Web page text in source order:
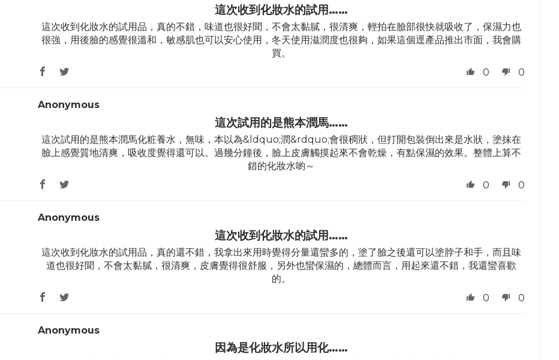
這次收到化妝水的試用……
這次收到化妝水的試用品，真的不錯，味道也很好聞，不會太黏膩，很清爽，輕拍在臉部很快就吸收了，保濕力也
很強，用後臉的感覺很溫和，敏感肌也可以安心使用，冬天使用滋潤度也很夠，如果這個逕產品推出市面，我會購
買。
0
0
Anonymous
這次試用的是熊本潤馬……
這次試用的是熊本潤馬化粧養水，無味，本以為&ldquo;潤&rdquo;會很稠狀，但打開包裝倒出來是水狀，塗抹在
臉上感覺質地清爽，吸收度覺得還可以。過幾分鐘後，臉上皮膚觸摸起來不會乾燥，有點保濕的效果。整體上算不
錯的化妝水喲～
0
0
Anonymous
這次收到化妝水的試用……
這次收到化妝水的試用品，真的還不錯，我拿出來用時覺得分量還蠻多的，塗了臉之後還可以塗脖子和手，而且味
道也很好聞，不會太黏膩，很清爽，皮膚覺得很舒服，另外也蠻保濕的，總體而言，用起來還不錯，我還蠻喜歡
的。
0
0
Anonymous
因為是化妝水所以用化……